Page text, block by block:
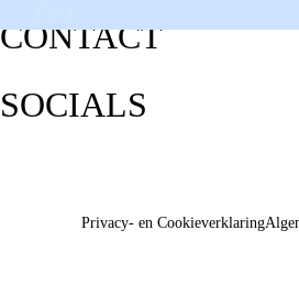
CONTACT
SOCIALS
Privacy- en Cookieverklaring